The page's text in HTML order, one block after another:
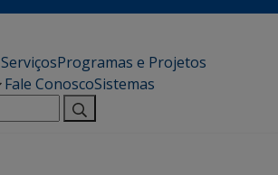
ServiçosProgramas e Projetos
Fale ConoscoSistemas